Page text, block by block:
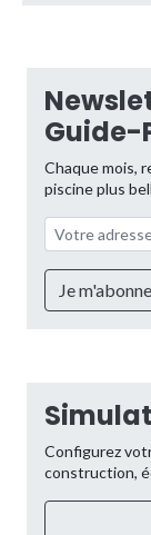
Guide-
Chaque mois,
piscine plus
Configurez
construction,